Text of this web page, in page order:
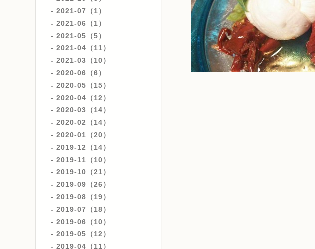
2021-07（1）
2021-06（1）
2021-05（5）
2021-04（11）
2021-03（10）
2020-06（6）
2020-05（15）
2020-04（12）
2020-03（14）
2020-02（14）
2020-01（20）
2019-12（14）
2019-11（10）
2019-10（21）
2019-09（26）
2019-08（19）
2019-07（18）
2019-06（10）
2019-05（12）
2019-04（11）